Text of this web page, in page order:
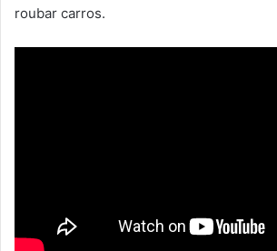
roubar carros.